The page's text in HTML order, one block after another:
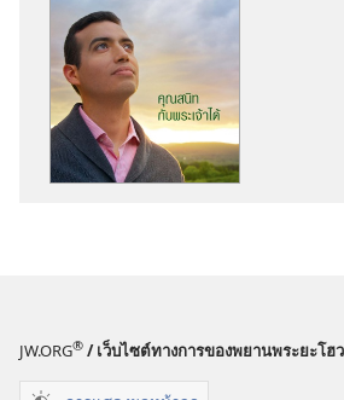
JW.ORG® / เว็บไซต์ทางการของพยานพระยะโฮ